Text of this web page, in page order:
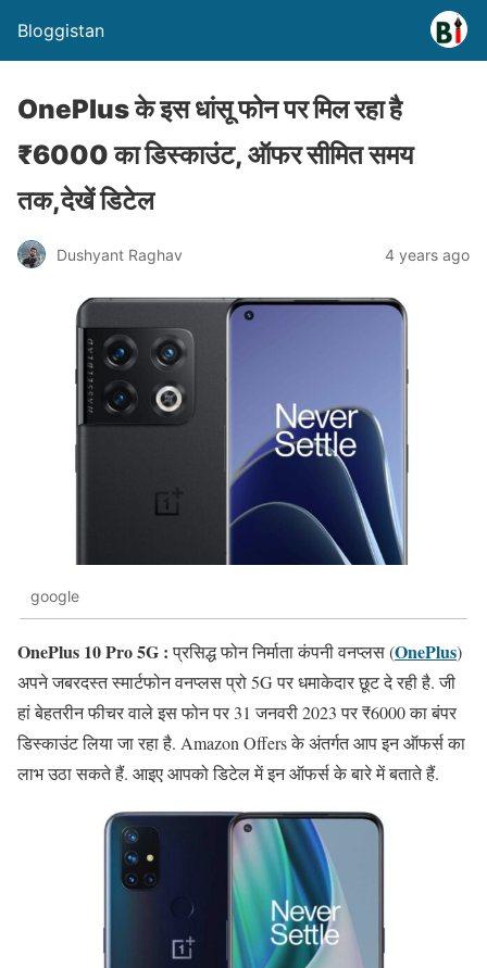
Bloggistan
OnePlus के इस धांसू फोन पर मिल रहा है
₹6000 का डिस्काउंट, ऑफर सीमित समय
तक,देखें डिटेल
Dushyant Raghav 4 years ago
google
OnePlus 10 Pro 5G :प्रसिद्ध फोन निर्माता कंपनी वनप्लस (OnePlus)
अपने जबरदस्त स्मार्टफोन वनप्लस प्रो 5G पर धमाकेदार छूट दे रही है. जी
हां बेहतरीन फीचर वाले इस फोन पर 31 जनवरी 2023 पर ₹6000 का बंपर
डिस्काउंट लिया जा रहा है. Amazon Offers के अंतर्गत आप इन ऑफर्स का
लाभ उठा सकते हैं. आइए आपको डिटेल में इन ऑफर्स के बारे में बताते हैं.